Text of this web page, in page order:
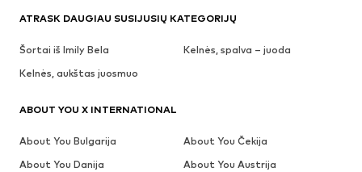
ATRASK DAUGIAU SUSIJUSIŲ KATEGORIJŲ
Šortai iš Imily Bela
Kelnės, spalva – juoda
Kelnės, aukštas juosmuo
ABOUT YOU X INTERNATIONAL
About You Bulgarija
About You Čekija
About You Danija
About You Austrija